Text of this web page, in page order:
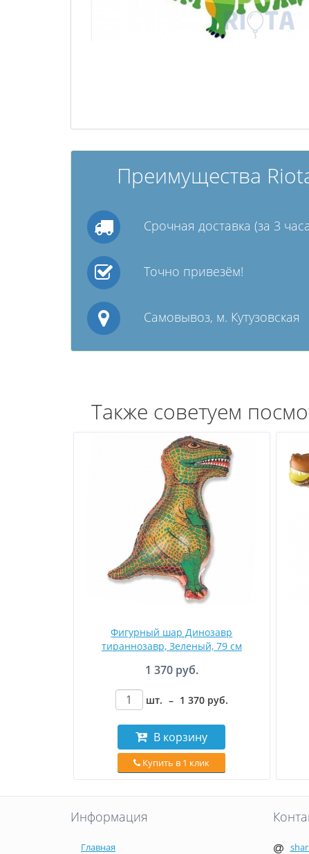
Преимущества
Срочная доставка (за 3
Точно привезём!
Самовывоз, м. Кутузовская
Также советуем
Фигурный шар Динозавр
тираннозавр, Зеленый, 79 см
1 370 руб.
шт. – 1 370 руб.
В корзину
Купить в 1 клик
Информация
Главная